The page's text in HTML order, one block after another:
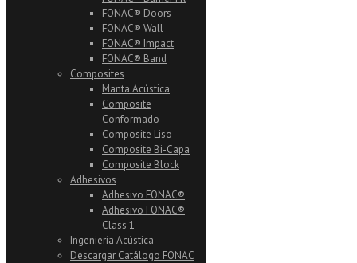
FONAC® Doors
FONAC® Wall
FONAC® Impact
FONAC® Band
Composites
Manta Acústica
Composite
Conformado
Composite Liso
Composite Bi-Capa
Composite Block
Adhesivos
Adhesivo FONAC®
Adhesivo FONAC®
Class 1
Ingeniería Acústica
Descargar Catálogo FONAC